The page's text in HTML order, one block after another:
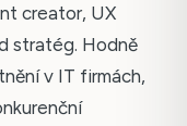
creator, UX
stratég. Hodně
v IT firmách,